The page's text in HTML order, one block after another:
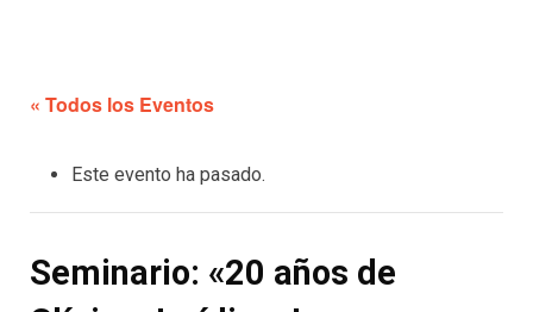
« Todos los Eventos
Este evento ha pasado.
Seminario: «20 años de